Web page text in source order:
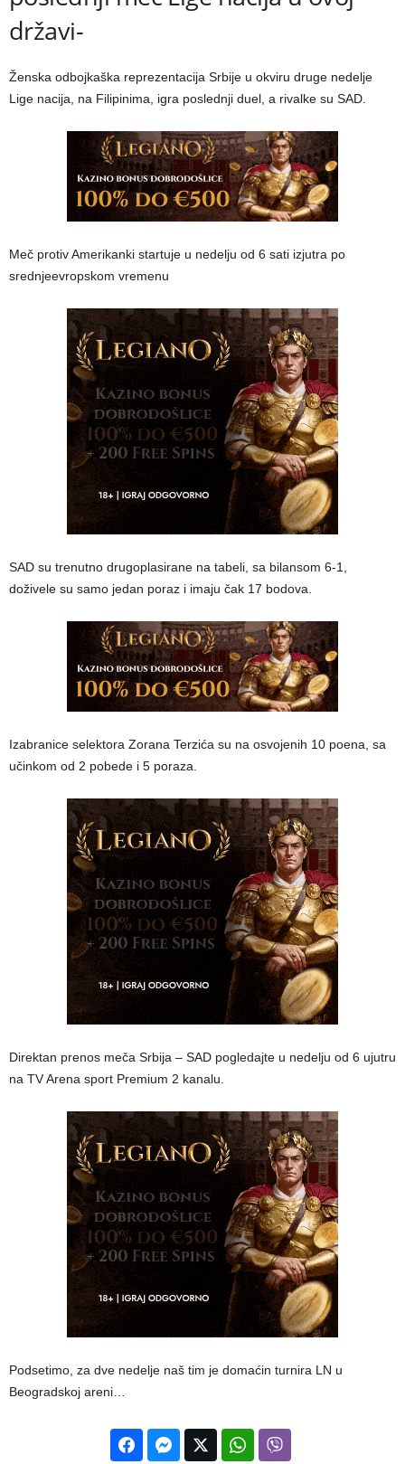
državi-
Ženska odbojkaška reprezentacija Srbije u okviru druge nedelje
Lige nacija, na Filipinima, igra poslednji duel, a rivalke su SAD.
Meč protiv Amerikanki startuje u nedelju od 6 sati izjutra po
srednjeevropskom vremenu
SAD su trenutno drugoplasirane na tabeli, sa bilansom 6-1,
doživele su samo jedan poraz i imaju čak 17 bodova.
Izabranice selektora Zorana Terzića su na osvojenih 10 poena, sa
učinkom od 2 pobede i 5 poraza.
Direktan prenos meča Srbija – SAD pogledajte u nedelju od 6 ujutru
na TV Arena sport Premium 2 kanalu.
Podsetimo, za dve nedelje naš tim je domaćin turnira LN u
Beogradskoj areni…